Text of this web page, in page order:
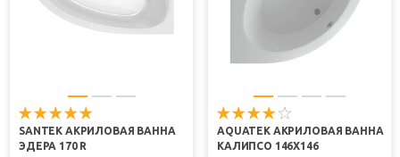
SANTEK АКРИЛОВАЯ ВАННА
ЭДЕРА 170 R
AQUATEK АКРИЛОВАЯ ВАННА
КАЛИПСО 146X146